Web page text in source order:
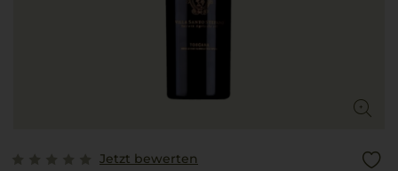
Jetzt bewerten